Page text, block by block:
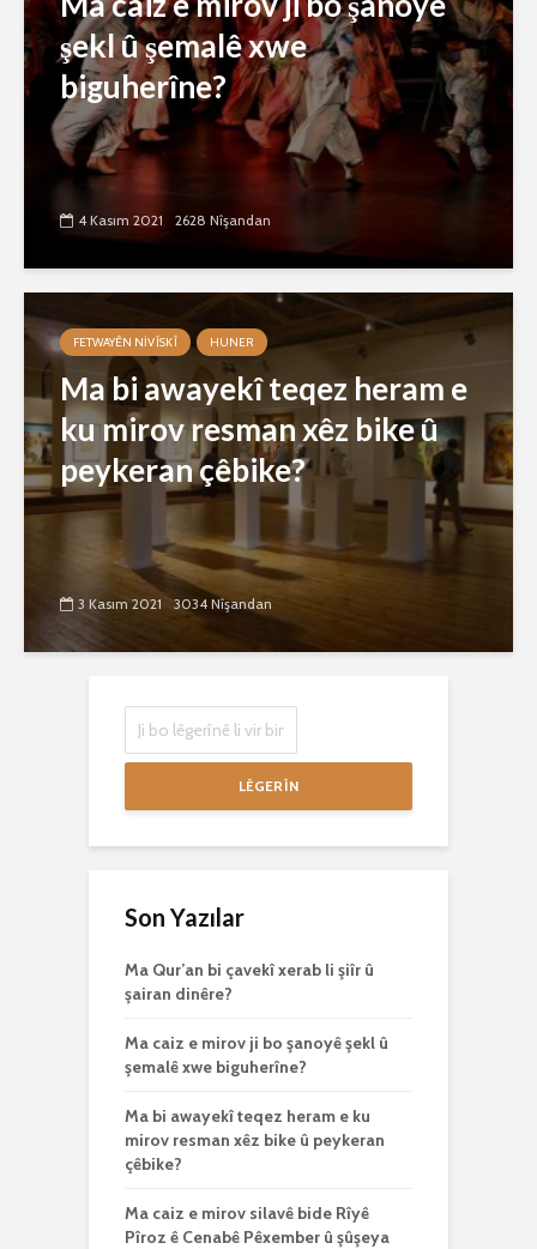
şekl û şemalê xwe
biguherîne?
4 Kasım 2021 2628 Nîşandan
FETWAYÊN NIVÎSKÎ HUNER
Ma bi awayekî teqez heram e
ku mirov resman xêz bike û
peykeran çêbike?
3 Kasım 2021 3034 Nîşandan
LÊGERÎN
Son Yazılar
Ma Qur’an bi çavekî xerab li şiîr û
şairan dinêre?
Ma caiz e mirov ji bo şanoyê şekl û
şemalê xwe biguherîne?
Ma bi awayekî teqez heram e ku
mirov resman xêz bike û peykeran
çêbike?
Ma caiz e mirov silavê bide Rîyê
Pîroz ê Cenabê Pêxember û şûşeya